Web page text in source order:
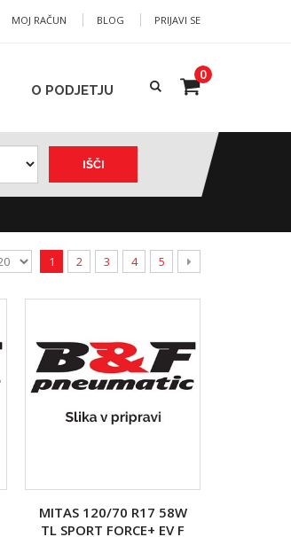
MOJ RAČUN BLOG PRIJAVI SE
0
O PODJETJU
IŠČI
1 2 3 4 5
MITAS 120/70 R17 58W
TL SPORT FORCE+ EV F